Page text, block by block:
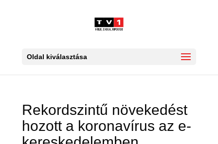
Oldal kiválasztása
Rekordszintű növekedést
hozott a koronavírus az e-